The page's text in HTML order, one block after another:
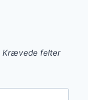
Krævede felter